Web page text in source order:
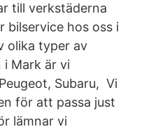
till verkstäderna
hos oss i
olika typer av
i Mark är vi
Subaru, Vi
för att passa just
lämnar vi